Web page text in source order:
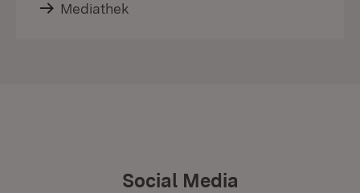
Mediathek
Social Media